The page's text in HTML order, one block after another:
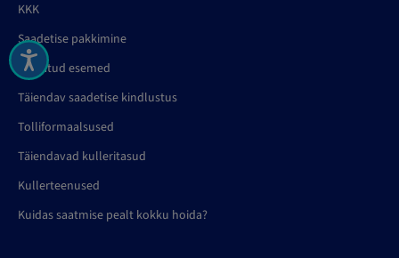
KKK
Saadetise pakkimine
Keelatud esemed
Täiendav saadetise kindlustus
Tolliformaalsused
Täiendavad kulleritasud
Kullerteenused
Kuidas saatmise pealt kokku hoida?